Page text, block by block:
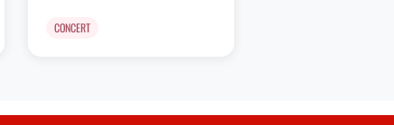
CONCERT